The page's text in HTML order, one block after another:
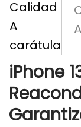
iPhone